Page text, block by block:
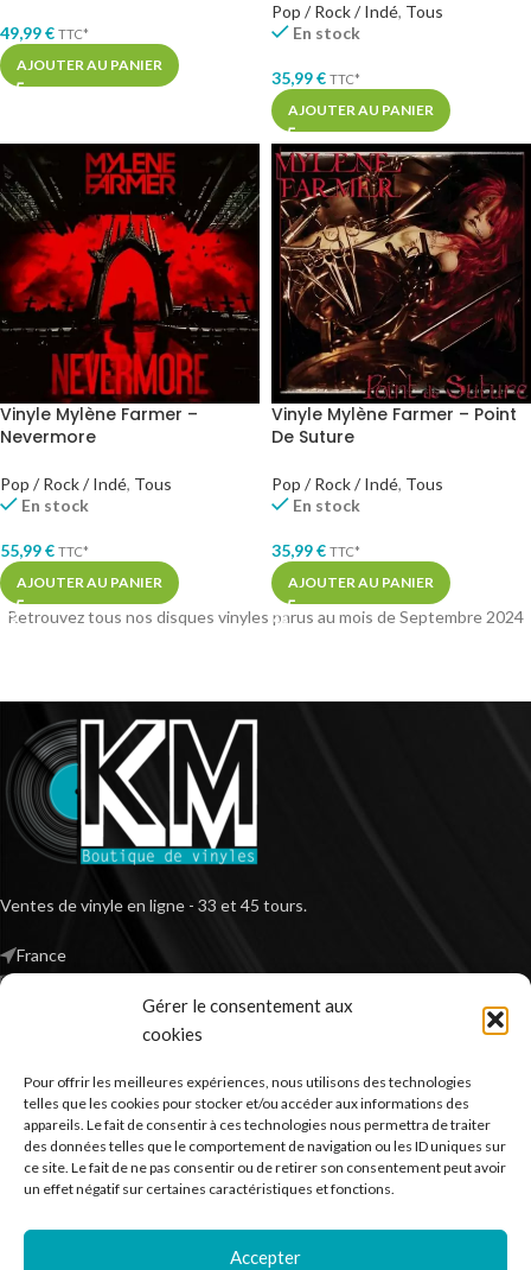
Gérer le consentement aux
cookies
Pour offrir les meilleures expériences, nous utilisons des technologies
telles que les cookies pour stocker et/ou accéder aux informations des
appareils. Le fait de consentir à ces technologies nous permettra de traiter
des données telles que le comportement de navigation ou les ID uniques sur
ce site. Le fait de ne pas consentir ou de retirer son consentement peut avoir
un effet négatif sur certaines caractéristiques et fonctions.
Accepter
49,99€ TTC*
AJOUTER AU PANIER
Pop / Rock / Indé, Tous
En stock
35,99€ TTC*
AJOUTER AU PANIER
Vinyle Mylène Farmer –
Nevermore
Pop / Rock / Indé, Tous
En stock
55,99€ TTC*
AJOUTER AU PANIER
Vinyle Mylène Farmer – Point
De Suture
Pop / Rock / Indé, Tous
En stock
35,99€ TTC*
AJOUTER AU PANIER
Retrouvez tous nos disques vinyles parus au mois de Septembre 2024
Ventes de vinyle en ligne - 33 et 45 tours.
France
*TVA non applicable – article 293 B du CGI
RECHERCHER DES PRODUITS
NOS SERVICES